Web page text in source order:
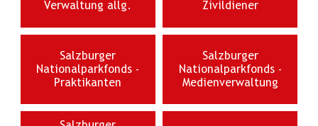
Verwaltung allg.
Zivildiener
Salzburger
Nationalparkfonds -
Praktikanten
Salzburger
Nationalparkfonds -
Medienverwaltung